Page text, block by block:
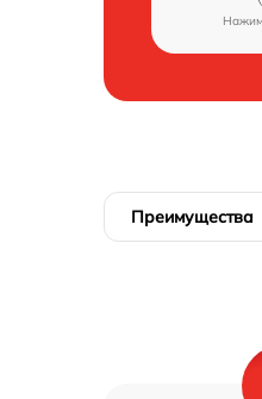
Преимущества